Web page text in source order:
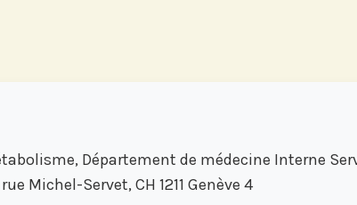
Département de médecine Interne
Michel-Servet, CH 1211 Genève 4